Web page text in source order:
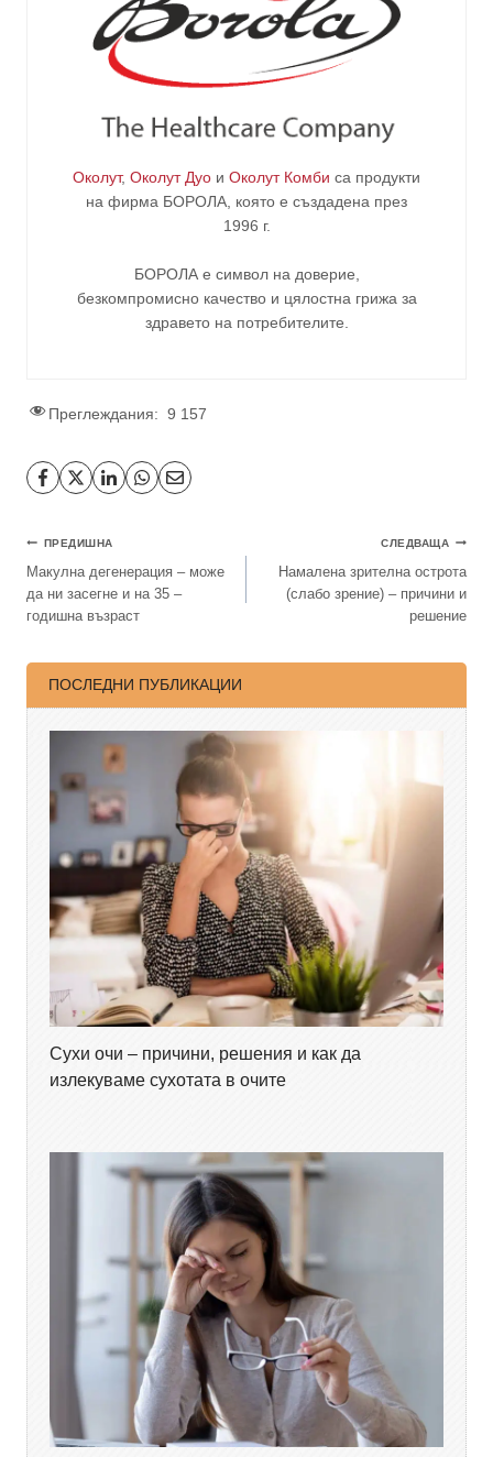
Околут, Околут Дуо и Околут Комби са продукти
на фирма БОРОЛА , която е създадена през
1996 г.
БОРОЛА е символ на доверие,
безкомпромисно качество и цялостна грижа за
здравето на потребителите
Преглеждания: 9 157
ПРЕДИШНА
Макулна дегенерация – може
да ни засегне и на 35 –
годишна възраст
СЛЕДВАЩА
Намалена зрителна острота
(слабо зрение) – причини и
решение
ПОСЛЕДНИ ПУБЛИКАЦИИ
Сухи очи – причини, решения и как да
излекуваме сухотата в очите